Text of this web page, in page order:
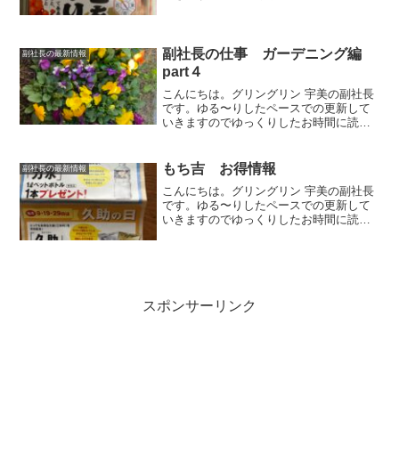
き 2種類子どもたちは...
副社長の最新情報
副社長の仕事 ガーデニング編
part４
こんにちは。グリングリン 宇美の副社長
です。ゆる〜りしたペースでの更新して
いきますのでゆっくりしたお時間に読ん
す。gringrin garden店頭を彩るプランタ
ーの植...
副社長の最新情報 もち吉 お得情報
こんにちは。グリングリン 宇美の副社長
です。ゆる〜りしたペースでの更新して
いきますのでゆっくりしたお時間に読ん
スポンサーリンク